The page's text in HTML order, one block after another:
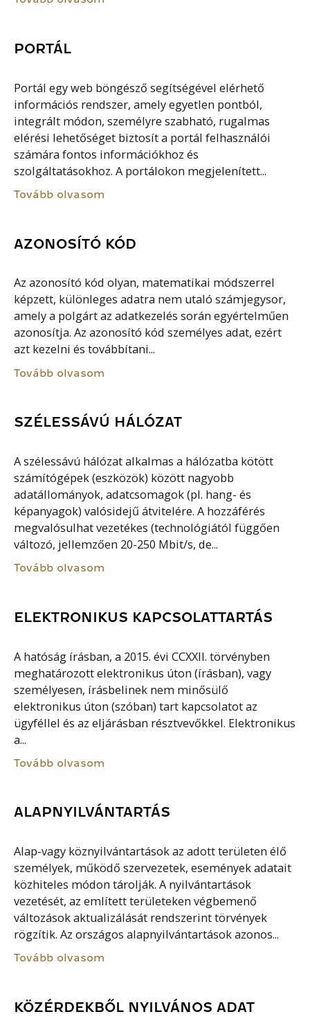
PORTÁL
Portál egy web böngésző segítségével elérhető
információs rendszer, amely egyetlen pontból,
integrált módon, személyre szabható, rugalmas
elérési lehetőséget biztosít a portál felhasználói
számára fontos információkhoz és
szolgáltatásokhoz. A portálokon megjelenített...
Tovább olvasom
AZONOSÍTÓ KÓD
Az azonosító kód olyan, matematikai módszerrel
képzett, különleges adatra nem utaló számjegysor,
amely a polgárt az adatkezelés során egyértelműen
azonosítja. Az azonosító kód személyes adat, ezért
azt kezelni és továbbítani...
Tovább olvasom
SZÉLESSÁVÚ HÁLÓZAT
A szélessávú hálózat alkalmas a hálózatba kötött
számítógépek (eszközök) között nagyobb
adatállományok, adatcsomagok (pl. hang- és
képanyagok) valósidejű átvitelére. A hozzáférés
megvalósulhat vezetékes (technológiától függően
változó, jellemzően 20-250 Mbit/s, de...
Tovább olvasom
ELEKTRONIKUS KAPCSOLATTARTÁS
A hatóság írásban, a 2015. évi CCXXII. törvényben
meghatározott elektronikus úton (írásban), vagy
személyesen, írásbelinek nem minősülő
elektronikus úton (szóban) tart kapcsolatot az
ügyféllel és az eljárásban résztvevőkkel. Elektronikus
a...
Tovább olvasom
ALAPNYILVÁNTARTÁS
Alap-vagy köznyilvántartások az adott területen élő
személyek, működő szervezetek, események adatait
közhiteles módon tárolják. A nyilvántartások
vezetését, az említett területeken végbemenő
változások aktualizálását rendszerint törvények
rögzítik. Az országos alapnyilvántartások azonos...
Tovább olvasom
KÖZÉRDEKBŐL NYILVÁNOS ADAT